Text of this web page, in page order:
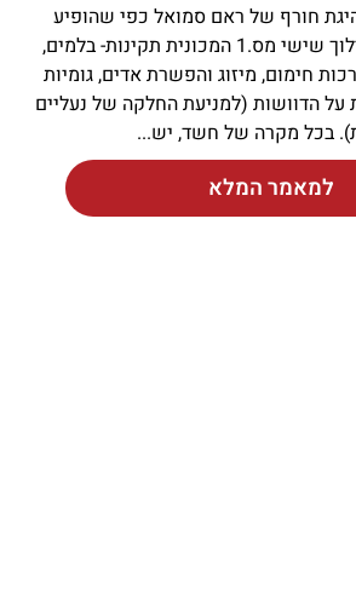
חורף של ראם סמואל כפי שהופיע
לראשונה במגזין הילוך שישי מס.1 המכונית תקינות- בלמים,
חימום, מיזוג והפשרת אדים, גומיות
על הדוושות (למניעת החלקה של נעליים
בכל מקרה של חשד, יש
למאמר המלא